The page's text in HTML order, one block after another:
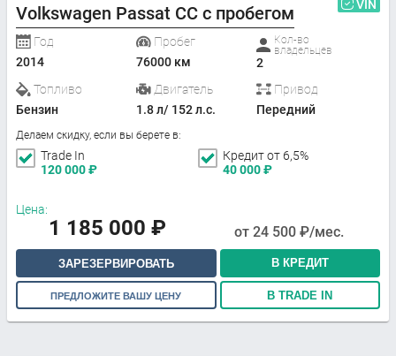
Volkswagen Passat CC с пробегом VIN
Год
2014
Пробег
76000 км
Кол-во
владельцев
2
Топливо
Бензин
Двигатель
1.8 л/ 152 л.с.
Привод
Передний
Делаем скидку, если вы берете в:
Trade In
120 000₽
Кредит от 6,5%
40 000₽
Цена:
1 185 000 ₽ от 24 500 ₽/мес.
ЗАРЕЗЕРВИРОВАТЬ В КРЕДИТ
ПРЕДЛОЖИТЕ ВАШУ ЦЕНУ В TRADE IN